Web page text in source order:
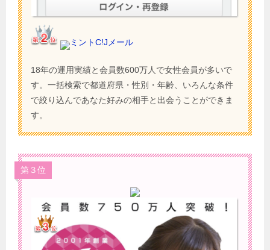
ミントC!Jメール
18年の運用実績と会員数600万人で女性会員が多いで
す。一括検索で都道府県・性別・年齢、いろんな条件
で絞り込んであなた好みの相手と出会うことができま
す。
第３位